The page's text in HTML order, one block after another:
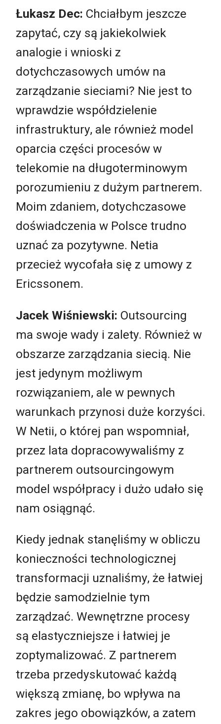
Łukasz Dec: Chciałbym jeszcze
zapytać, czy są jakiekolwiek
analogie i wnioski z
dotychczasowych umów na
zarządzanie sieciami? Nie jest to
wprawdzie współdzielenie
infrastruktury, ale również model
oparcia części procesów w
telekomie na długoterminowym
porozumieniu z dużym partnerem.
Moim zdaniem, dotychczasowe
doświadczenia w Polsce trudno
uznać za pozytywne. Netia
przecież wycofała się z umowy z
Ericssonem.
Jacek Wiśniewski: Outsourcing
ma swoje wady i zalety. Również w
obszarze zarządzania siecią. Nie
jest jedynym możliwym
rozwiązaniem, ale w pewnych
warunkach przynosi duże korzyści.
W Netii, o której pan wspomniał,
przez lata dopracowywaliśmy z
partnerem outsourcingowym
model współpracy i dużo udało się
nam osiągnąć.
Kiedy jednak stanęliśmy w obliczu
konieczności technologicznej
transformacji uznaliśmy, że łatwiej
będzie samodzielnie tym
zarządzać. Wewnętrzne procesy
są elastyczniejsze i łatwiej je
zoptymalizować. Z partnerem
trzeba przedyskutować każdą
większą zmianę, bo wpływa na
zakres jego obowiązków, a zatem